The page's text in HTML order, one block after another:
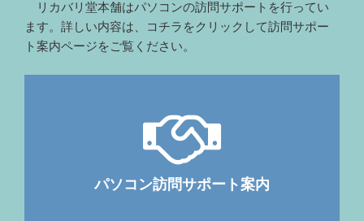
リカバリ堂本舗はパソコンの訪問サポートを行ってい
ます。詳しい内容は、コチラをクリックして訪問サポー
ト案内ページをご覧ください。
パソコン訪問サポート案内